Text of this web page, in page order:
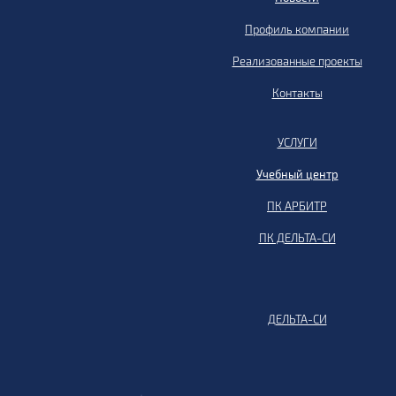
Профиль компании
Реализованные проекты
Контакты
УСЛУГИ
Учебный центр
ПК АРБИТР
ПК ДЕЛЬТА-СИ
ДЕЛЬТА-СИ